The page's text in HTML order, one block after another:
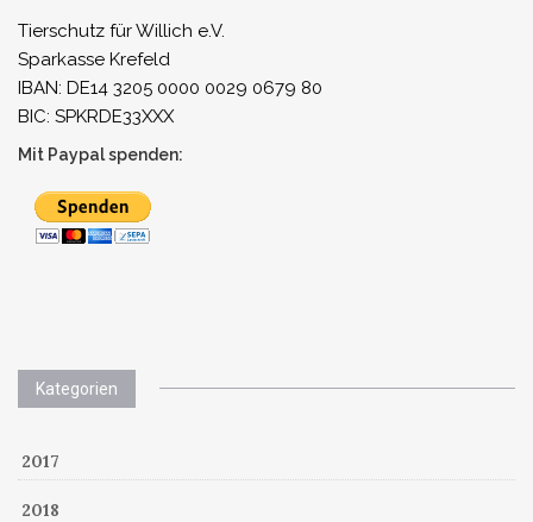
Tierschutz für Willich e.V.
Sparkasse Krefeld
IBAN: DE14 3205 0000 0029 0679 80
BIC: SPKRDE33XXX
Mit Paypal spenden:
Kategorien
2017
2018